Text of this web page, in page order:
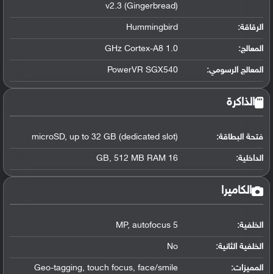
v2.3 (Gingerbread)
الرقاقة:
Hummingbird
المعالج:
1.0 GHz Cortex-A8
المعالج الرسومي:
PowerVR SGX540
الذاكرة
فتحة البطاقة: microSD, up to 32 GB (dedicated slot)
الداخلية: 16 GB, 512 MB RAM
الكاميرا
الخلفية: 5 MP, autofocus
الخلفية الثانية: No
المميزات:
Geo-tagging, touch focus, face/smile